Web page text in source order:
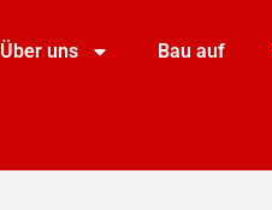
Über uns Bau auf